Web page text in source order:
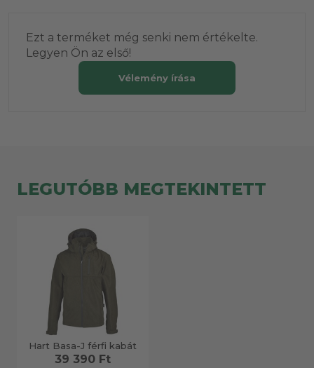
Ezt a terméket még senki nem értékelte.
Legyen Ön az első!
Vélemény írása
LEGUTÓBB MEGTEKINTETT
Hart Basa-J férfi kabát
39 390 Ft